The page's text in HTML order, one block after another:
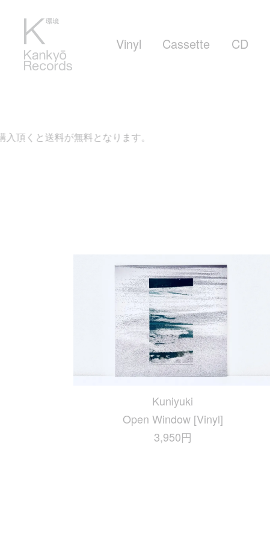
Vinyl Cassette CD
と送料が無料となります。
Kuniyuki
Open Window [Vinyl]
3,950円